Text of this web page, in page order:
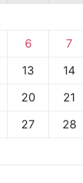
6 7
13 14
20 21
27 28